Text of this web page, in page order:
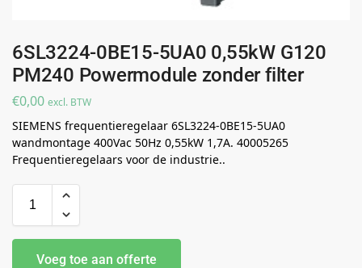
6SL3224-0BE15-5UA0 0,55kW G120
PM240 Powermodule zonder filter
€0,00 excl. BTW
SIEMENS frequentieregelaar 6SL3224-0BE15-5UA0
wandmontage 400Vac 50Hz 0,55kW 1,7A. 40005265
Frequentieregelaars voor de industrie..
Voeg toe aan offerte